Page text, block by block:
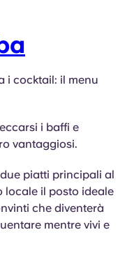
i cocktail: il menu
i baffi e
vantaggiosi.
piatti principali al
locale il posto ideale
che diventerà
mentre vivi e